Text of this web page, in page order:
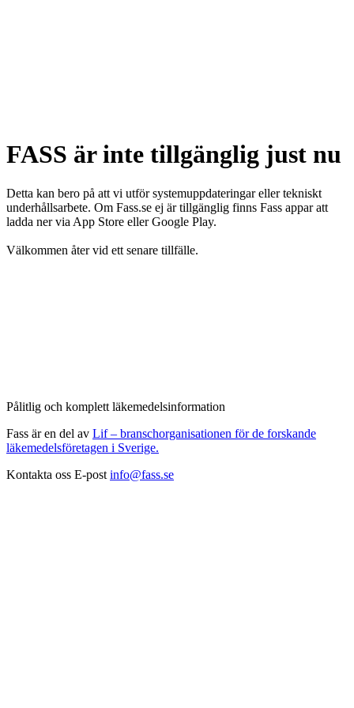
FASS är inte tillgänglig just nu
Detta kan bero på att vi utför systemuppdateringar eller tekniskt
underhållsarbete. Om Fass.se ej är tillgänglig finns Fass appar att
ladda ner via App Store eller Google Play.
Välkommen åter vid ett senare tillfälle.
Pålitlig och komplett läkemedelsinformation
Fass är en del av Lif – branschorganisationen för de forskande
läkemedelsföretagen i Sverige.
Kontakta oss E-post info@fass.se